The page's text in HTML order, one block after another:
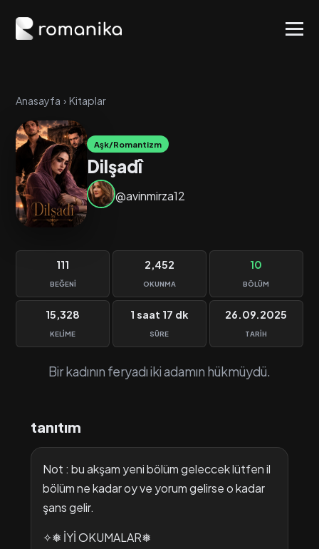
Anasayfa › Kitaplar
Aşk/Romantizm
Dilşadî
@avinmirza12
111
BEĞENI
2,452
OKUNMA
10
BÖLÜM
15,328
KELIME
1 saat 17 dk
SÜRE
26.09.2025
TARIH
Bir kadının feryadı iki adamın hükmüydü.
tanıtım
Not : bu akşam yeni bölüm geleccek lütfen il
bölüm ne kadar oy ve yorum gelirse o kadar
şans gelir.
✧❅ İYİ OKUMALAR❅